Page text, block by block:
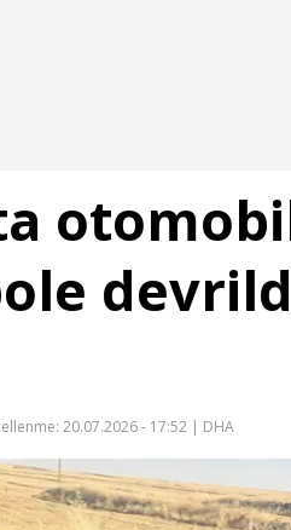
20.07.2026 - 17:52 | DHA